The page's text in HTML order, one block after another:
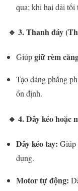
qua; khi hai dải
🔹 3. Thanh đáy
Giúpgiữ rèm
Tạo dáng phẳng
ổn định.
🔹 4. Dây kéo hoặc
Dây kéo tay: Giúp
dụng.
Motor tự động: